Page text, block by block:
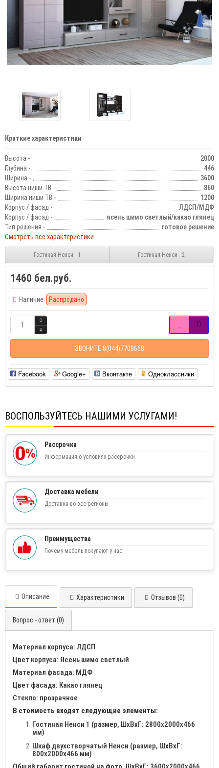
Краткие характеристики
Высота -
2000
Глубина -
446
Ширина -
3600
Высота ниши ТВ -
860
Ширина ниши ТВ -
1200
Корпус / фасад -
ЛДСП/МДФ
Корпус / фасад -
ясень шимо светлый/какао глянец
Тип решения -
готовое решение
Смотреть все характеристики
Гостиная Ненси - 1 Гостиная Ненси - 2
1460 бел.руб.
Наличие: Распродано
ЗВОНИТЕ 8(044)7708668
Facebook Google+ Вконтакте Одноклассники
ВОСПОЛЬЗУЙТЕСЬ НАШИМИ УСЛУГАМИ!
Рассрочка
Информация о условиях рассрочки
Доставка мебели
Доставка во все регионы
Преимущества
Почему мебель покупают у нас
Описание Характеристики Отзывов (0)
Вопрос - ответ (0)
Материал корпуса: ЛДСП
Цвет корпуса: Ясень шимо светлый
Материал фасада: МДФ
Цвет фасада: Какао глянец
Стекло: прозрачное
В стоимость входят следующие элементы:
Гостиная Ненси 1 (размер, ШхВхГ: 2800х2000х466
мм)
Шкаф двухстворчатый Ненси (размер, ШхВхГ:
800х2000х466 мм)